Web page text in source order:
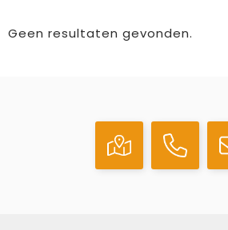
Geen resultaten gevonden.